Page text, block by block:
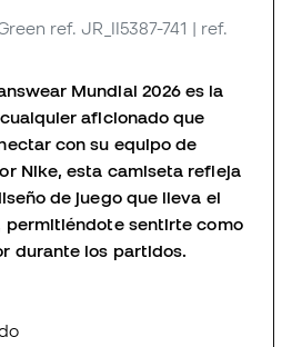
ref. JR_II5387-741 | ref.
Mundial 2026 es la
aficionado que
con su equipo de
Nike, esta camiseta refleja
de juego que lleva el
permitiéndote sentirte como
durante los partidos.